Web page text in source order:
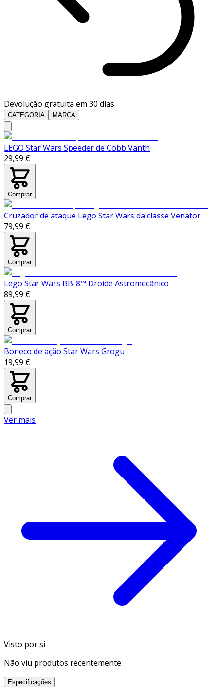
Devolução gratuita em 30 dias
CATEGORIA MARCA
LEGO Star Wars Speeder de Cobb Vanth
29,99 €
Comprar
Cruzador de ataque Lego Star Wars da classe Venator
79,99 €
Comprar
Lego Star Wars BB-8™ Droide Astromecânico
89,99 €
Comprar
Boneco de ação Star Wars Grogu
19,99 €
Comprar
Ver mais
Visto por si
Não viu produtos recentemente
Especificações